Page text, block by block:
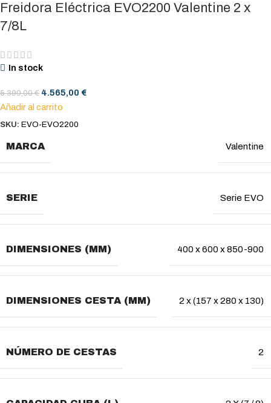
Freidora Eléctrica EVO2200 Valentine 2 x
7/8L
In stock
5.390,00€ 4.565,00 €
Añadir al carrito
SKU: EVO-EVO2200
MARCA Valentine
SERIE Serie EVO
DIMENSIONES (MM) 400 x 600 x 850-900
DIMENSIONES CESTA (MM) 2 x (157 x 280 x 130)
NÚMERO DE CESTAS 2